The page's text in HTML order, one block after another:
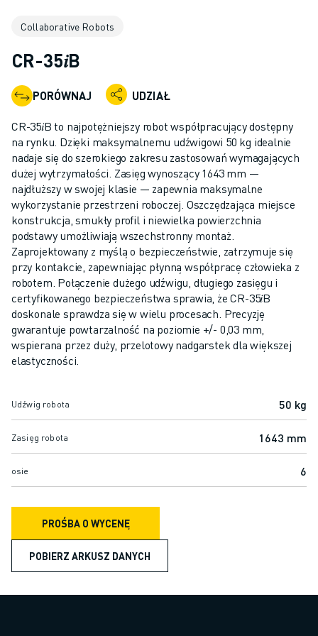
ROBOTY WSPÓŁPRACUJĄCE
KONTROLERY ROBOTÓW
AKCESORIA DO ROBOTÓW
OPROGRAMOWANIE DLA ROBOTÓW
PRODUKTY Z ZAKRESU ROBOTYKI EDUKACYJNEJ
ROBOTYZACJA
ROBOTY DO SPAWANIA ŁUKOWEGO
ROBOTY PRZEGUBOWE
SERIA ARC MATE
SERIA M-900
ROBOTY DELTA
ROBOTY DO ŻYWNOŚCI I POMIESZCZEŃ CZYSTYCH
ROBOTY LAKIERNICZE
ROBOTY PALETYZUJĄCE
ROBOTY SCARA
KOMPAKTOWE CENTRA OBRÓBCZE CNC
WYSZUKIWARKA ROBODRILL
KONSERWACJA ZAPOBIEGAWCZA ROBODRILL
ZRÓWNOWAŻONY ROZWÓJ ROBODRILL
ROBODRILL ROBOT PACKAGE
PAKIET EDUKACYJNY ROBODRILL
ELEKTRYCZNE MASZYNY DO FORMOWANIA WTRYSKOWEGO
WYSZUKIWARKA ROBOSHOT
ELEKTRYCZNE WTRYSKARKI ROBOSHOT
SPRZĘT ROBOSHOT
ZRÓWNOWAŻONY ROZWÓJ ROBOSHOT
Collaborative Robots
CR-35𝑖B
PORÓWNAJ UDZIAŁ
CR-35𝑖B to najpotężniejszy robot współpracujący dostępny
na rynku. Dzięki maksymalnemu udźwigowi 50 kg idealnie
nadaje się do szerokiego zakresu zastosowań wymagających
dużej wytrzymałości. Zasięg wynoszący 1643 mm —
najdłuższy w swojej klasie — zapewnia maksymalne
wykorzystanie przestrzeni roboczej. Oszczędzająca miejsce
konstrukcja, smukły profil i niewielka powierzchnia
podstawy umożliwiają wszechstronny montaż.
Zaprojektowany z myślą o bezpieczeństwie, zatrzymuje się
przy kontakcie, zapewniając płynną współpracę człowieka z
robotem. Połączenie dużego udźwigu, długiego zasięgu i
certyfikowanego bezpieczeństwa sprawia, że CR-35𝑖B
doskonale sprawdza się w wielu procesach. Precyzję
gwarantuje powtarzalność na poziomie +/- 0,03 mm,
wspierana przez duży, przelotowy nadgarstek dla większej
elastyczności.
Udźwig robota 50 kg
Zasięg robota 1643 mm
osie 6
PROŚBA O WYCENĘ
POBIERZ ARKUSZ DANYCH